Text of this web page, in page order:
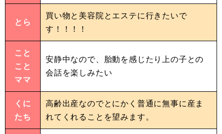
とら
買い物と美容院とエステに行きたいで
す！！！！
こと
こと
ママ
安静中なので、胎動を感じたり上の子との
会話を楽しみたい
くに
たち
高齢出産なのでとにかく普通に無事に産ま
れてくれることを望みます。